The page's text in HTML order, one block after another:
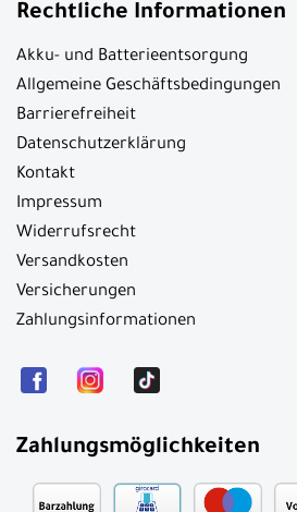
Rechtliche Informationen
Akku- und Batterieentsorgung
Allgemeine Geschäftsbedingungen
Barrierefreiheit
Datenschutzerklärung
Kontakt
Impressum
Widerrufsrecht
Versandkosten
Versicherungen
Zahlungsinformationen
Zahlungsmöglichkeiten